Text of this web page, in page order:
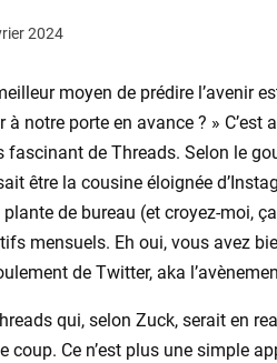
2024
moyen de prédire l’avenir
à notre porte en avance ? »
fascinant de Threads. Selon le
être la cousine éloignée
de bureau (et croyez-moi,
mensuels. Eh oui, vous avez
de Twitter, aka
qui, selon Zuck, serait en
coup. Ce n’est plus une simple